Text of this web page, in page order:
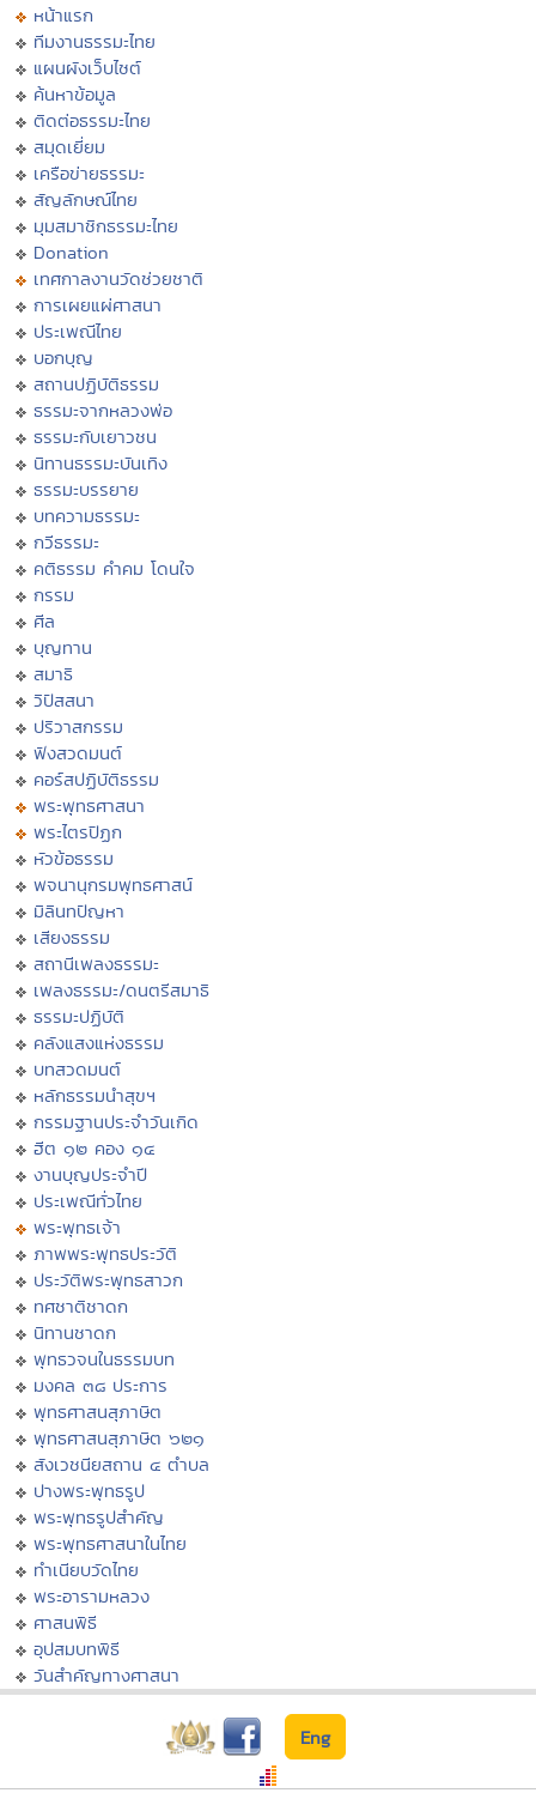
หน้าแรก
ทีมงานธรรมะไทย
แผนผังเว็บไซต์
ค้นหาข้อมูล
ติดต่อธรรมะไทย
สมุดเยี่ยม
เครือข่ายธรรมะ
สัญลักษณ์ไทย
มุมสมาชิกธรรมะไทย
Donation
เทศกาลงานวัดช่วยชาติ
การเผยแผ่ศาสนา
ประเพณีไทย
บอกบุญ
สถานปฏิบัติธรรม
ธรรมะจากหลวงพ่อ
ธรรมะกับเยาวชน
นิทานธรรมะบันเทิง
ธรรมะบรรยาย
บทความธรรมะ
กวีธรรมะ
คติธรรม คำคม โดนใจ
กรรม
ศีล
บุญทาน
สมาธิ
วิปัสสนา
ปริวาสกรรม
ฟังสวดมนต์
คอร์สปฏิบัติธรรม
พระพุทธศาสนา
พระไตรปิฏก
หัวข้อธรรม
พจนานุกรมพุทธศาสน์
มิลินทปัญหา
เสียงธรรม
สถานีเพลงธรรมะ
เพลงธรรมะ/ดนตรีสมาธิ
ธรรมะปฏิบัติ
คลังแสงแห่งธรรม
บทสวดมนต์
หลักธรรมนำสุขฯ
กรรมฐานประจำวันเกิด
ฮีต ๑๒ คอง ๑๔
งานบุญประจำปี
ประเพณีทั่วไทย
พระพุทธเจ้า
ภาพพระพุทธประวัติ
ประวัติพระพุทธสาวก
ทศชาติชาดก
นิทานชาดก
พุทธวจนในธรรมบท
มงคล ๓๘ ประการ
พุทธศาสนสุภาษิต
พุทธศาสนสุภาษิต ๖๒๑
สังเวชนียสถาน ๔ ตำบล
ปางพระพุทธรูป
พระพุทธรูปสำคัญ
พระพุทธศาสนาในไทย
ทำเนียบวัดไทย
พระอารามหลวง
ศาสนพิธี
อุปสมบทพิธี
วันสำคัญทางศาสนา
Eng